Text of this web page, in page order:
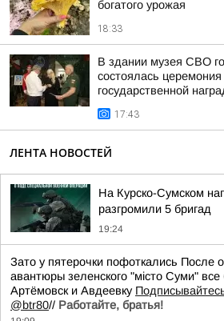
богатого урожая
18:33
В здании музея СВО
состоялась
государственной
17:43
ЛЕНТА НОВОСТЕЙ
На Курско-Сумском
разгромили 5 бригад
19:24
Зато у пятерочки пофоткались После
авантюры зеленского "мiсто Суми"
Артёмовск и Авдеевку
@btr80// Работайте, братья!